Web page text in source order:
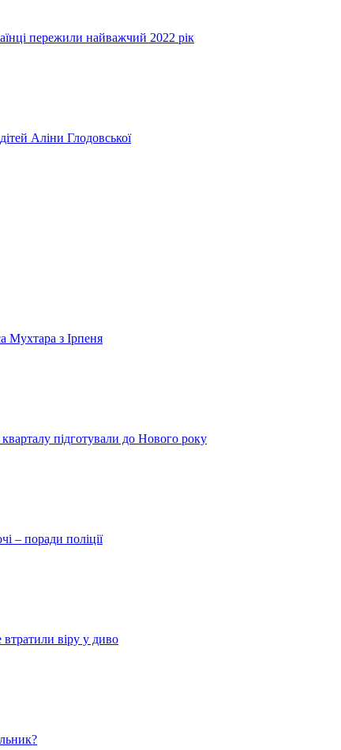
пережили найважчий 2022 рік
Аліни Глодовської
Мухтара з Ірпеня
підготували до Нового року
– поради поліції
віру у диво